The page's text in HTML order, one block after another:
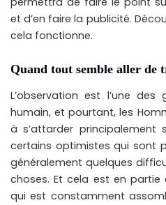
et d’en faire la publicité.
cela fonctionne.
Quand tout semble aller de
L’observation est l’une des
humain, et pourtant, les
à s’attarder
certains optimistes qui sont
généralement quelques
choses. Et cela est en
qui est constamment